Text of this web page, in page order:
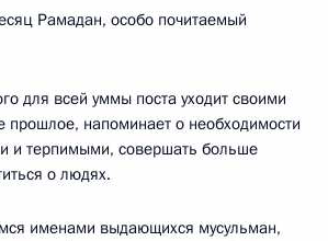
Рамадан, особо почитаемый
для всей уммы поста уходит своими
прошлое, напоминает о необходимости
и терпимыми, совершать больше
о людях.
именами выдающихся мусульман,